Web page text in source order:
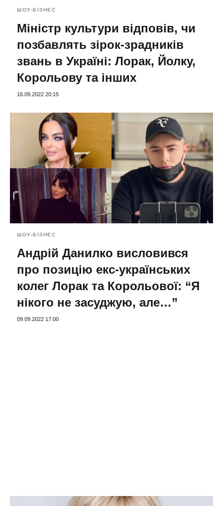
ШОУ-БІЗНЕС
Міністр культури відповів, чи
позбавлять зірок-зрадників
звань в Україні: Лорак, Йолку,
Корольову та інших
16.09.2022 20:15
ШОУ-БІЗНЕС
Андрій Данилко висловився
про позицію екс-українських
колег Лорак та Корольової: “Я
нікого не засуджую, але…”
09.09.2022 17:00